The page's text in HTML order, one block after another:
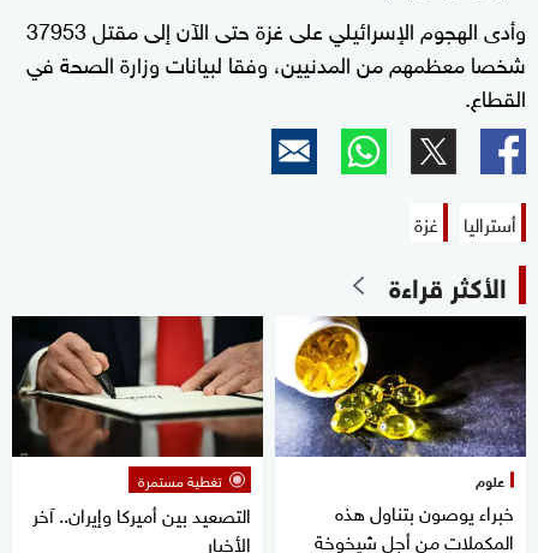
وأدى الهجوم الإسرائيلي على غزة حتى الآن إلى مقتل 37953
شخصا معظمهم من المدنيين، وفقا لبيانات وزارة الصحة في
القطاع.
أستراليا غزة
الأكثر قراءة
علوم
خبراء يوصون بتناول هذه
المكملات من أجل شيخوخة
تغطية مستمرة
التصعيد بين أميركا وإيران.. آخر
الأخبار